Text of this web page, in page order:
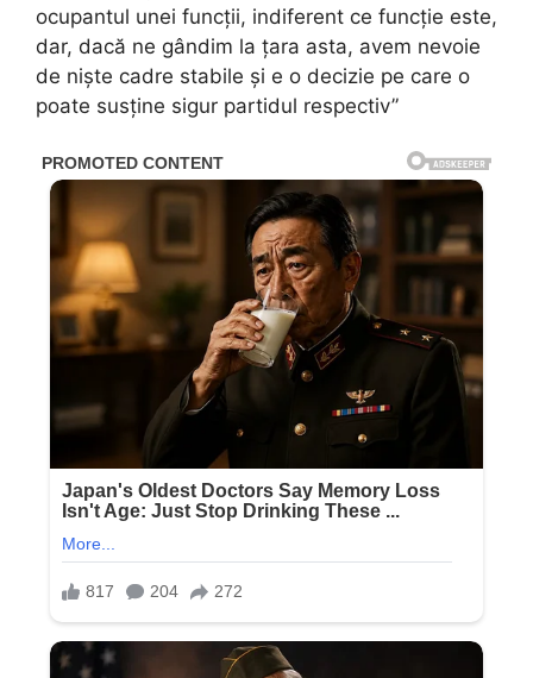
ocupantul unei funcții, indiferent ce funcție este,
dar, dacă ne gândim la țara asta, avem nevoie
de niște cadre stabile și e o decizie pe care o
poate susține sigur partidul respectiv”